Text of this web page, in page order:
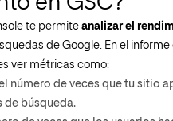
te permite analizar el
de Google. En el informe
ver métricas como:
número de veces que tu sitio
de búsqueda.